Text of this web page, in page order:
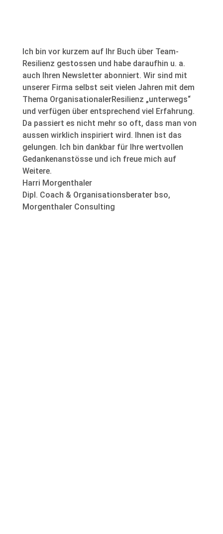
Ich bin vor kurzem auf Ihr Buch über Team-
Resilienz gestossen und habe daraufhin u. a.
auch Ihren Newsletter abonniert. Wir sind mit
unserer Firma selbst seit vielen Jahren mit dem
Thema OrganisationalerResilienz „unterwegs“
und verfügen über entsprechend viel Erfahrung.
Da passiert es nicht mehr so oft, dass man von
aussen wirklich inspiriert wird. Ihnen ist das
gelungen. Ich bin dankbar für Ihre wertvollen
Gedankenanstösse und ich freue mich auf
Weitere.
Harri Morgenthaler
Dipl. Coach & Organisationsberater bso,
Morgenthaler Consulting